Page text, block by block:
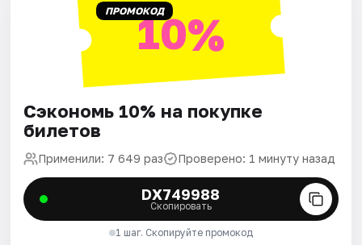
ПРОМОКОД10%
Сэкономь 10% на покупке
билетов
Применили: 7 649 раз Проверено: 1 минуту назад
DX749988
Скопировать
1 шаг. Скопируйте промокод